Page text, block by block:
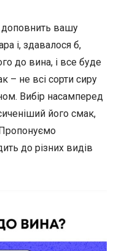
доповнить вашу
і, здавалося б,
до вина, і все буде
– не всі сорти сиру
Вибір насамперед
його смак,
до різних видів